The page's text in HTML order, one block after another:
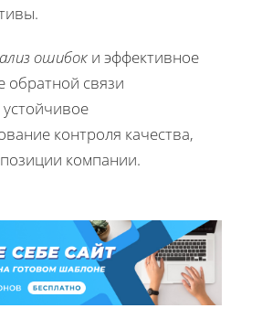
ошибок и эффективное
обратной связи
контроля качества,
компании.